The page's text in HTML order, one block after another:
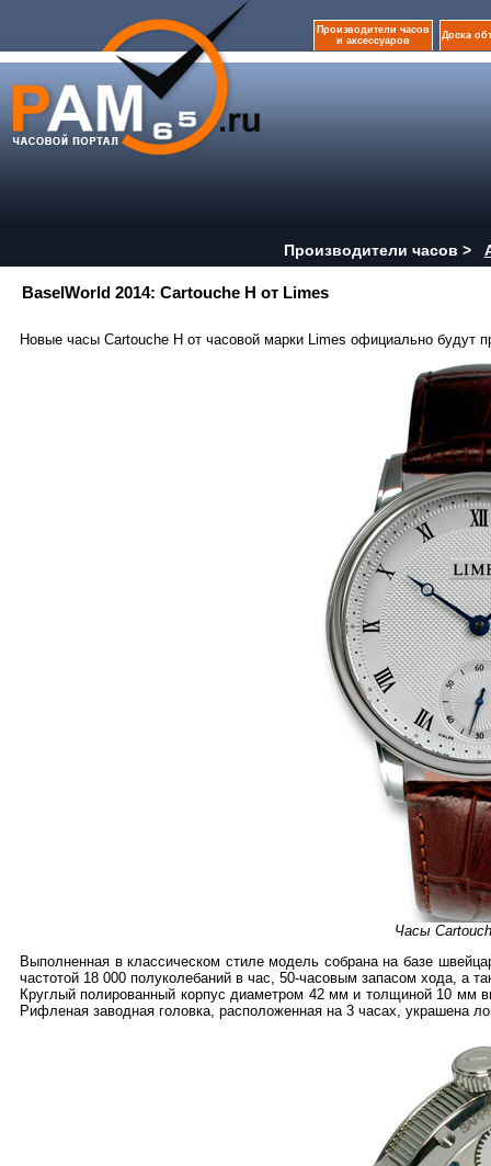
Производители часов
и аксессуаров
Доска
Производители часов >
BaselWorld 2014: Cartouche H от Limes
Новые часы Cartouche H от часовой марки Limes официально будут
Часы
Выполненная в классическом стиле модель собрана на базе
частотой 18 000 полуколебаний в час, 50-часовым запасом хода, а
Круглый полированный корпус диаметром 42 мм и толщиной 10 мм
Рифленая заводная головка, расположенная на 3 часах, украшена